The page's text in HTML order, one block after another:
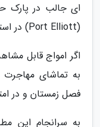
ای جالب در پارک
(Port Elliott) در استرالیای جنوبی واقع شده است.
اگر امواج قابل
به تماشای
فصل زمستان و در
به سرانجام این